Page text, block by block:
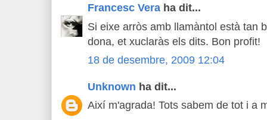
Francesc Vera ha dit...
Si eixe arròs amb llamàntol està tan
dona, et xuclaràs els dits. Bon profit!
18 de desembre, 2009 12:04
Unknown ha dit...
Així m'agrada! Tots sabem de tot i a